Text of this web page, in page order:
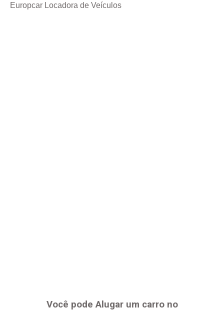
Europcar Locadora de Veículos
Você pode Alugar um carro no